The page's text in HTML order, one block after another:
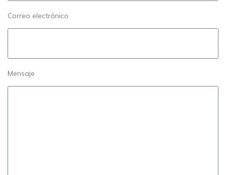
Correo electrónico
Mensaje